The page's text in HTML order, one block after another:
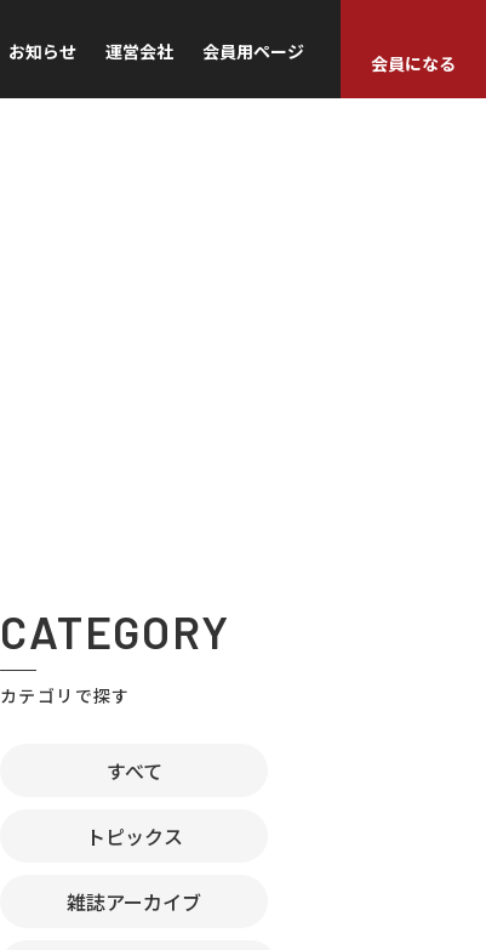
お知らせ 運営会社 会員用ページ
会員になる
CATEGORY
カテゴリで探す
すべて
トピックス
雑誌アーカイブ